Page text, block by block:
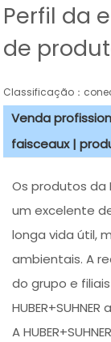
Perfil da
de
Classificação：
Venda
faisceaux |
Os produtos da
um excelente
longa vida útil,
ambientais. A
do grupo e
A